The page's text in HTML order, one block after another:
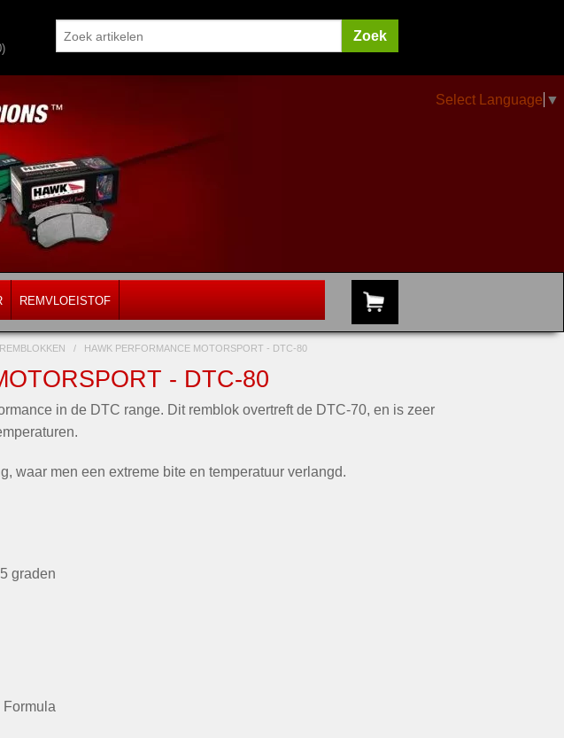
)
Select Language ▼
REMVLOEISTOF
/ HAWK PERFORMANCE MOTORSPORT - DTC-80
- DTC-80
in de DTC range. Dit remblok overtreft de DTC-70, en is zeer
waar men een extreme bite en temperatuur verlangd.
graden
Formula